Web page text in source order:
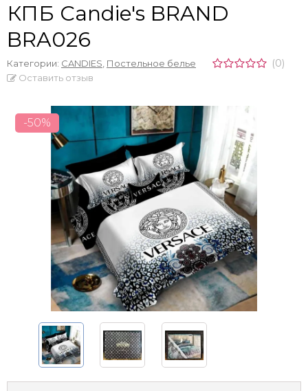
КПБ Candie's BRAND
BRA026
Категории: CANDIES Постельное белье (0)
Оставить отзыв
-50%